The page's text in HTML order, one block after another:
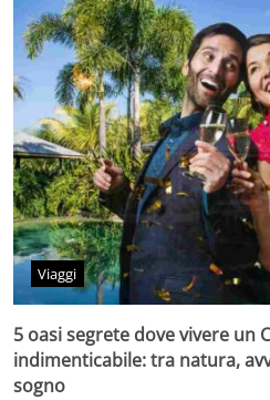
Viaggi
5 oasi segrete dove vivere un
indimenticabile: tra natura,
sogno